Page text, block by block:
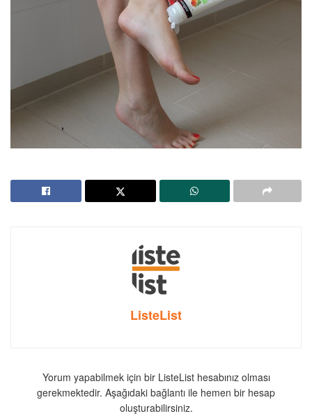
ListeList
Yorum yapabilmek için bir ListeList hesabınız olması
gerekmektedir. Aşağıdaki bağlantı ile hemen bir hesap
oluşturabilirsiniz.